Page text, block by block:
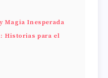
Magia Inesperada
Historias para el